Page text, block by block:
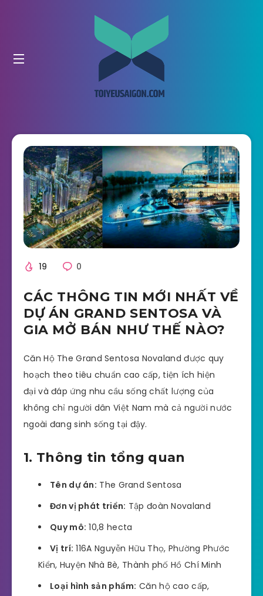
19 0
CÁC THÔNG TIN MỚI NHẤT VỀ
DỰ ÁN GRAND SENTOSA VÀ
GIA MỞ BÁN NHƯ THẾ NÀO?
Căn Hộ The Grand Sentosa Novaland được quy
hoạch theo tiêu chuẩn cao cấp, tiện ích hiện
đại và đáp ứng nhu cầu sống chất lượng của
không chỉ người dân Việt Nam mà cả người nước
ngoài đang sinh sống tại đậy.
1. Thông tin tổng quan
Tên dự án: The Grand Sentosa
Đơn vị phát triển: Tập đoàn Novaland
Quy mô: 10,8 hecta
Vị trí: 116A Nguyễn Hữu Thọ, Phường Phước
Kiển, Huyện Nhà Bè, Thành phố Hồ Chí Minh
Loại hình sản phẩm: Căn hộ cao cấp,